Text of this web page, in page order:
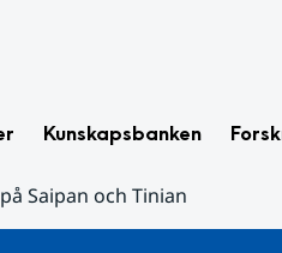
Kunskapsbanken
Saipan och Tinian